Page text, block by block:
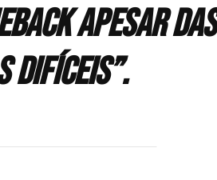
apesar das
difíceis”.